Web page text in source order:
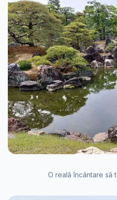
O reală încântare să